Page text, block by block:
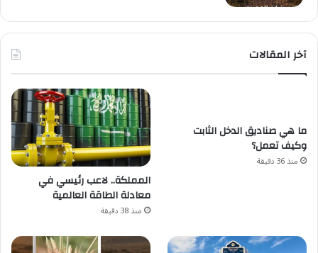
آخر المقالات
ما هي صناديق الدخل الثابت
وكيف تعمل؟
منذ 36 دقيقة
المملكة.. لاعب رئيسي في
معادلة الطاقة العالمية
منذ 38 دقيقة